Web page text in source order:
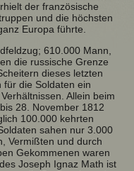
der französische
und die höchsten
Europa führte.
610.000 Mann,
die russische Grenze
dieses letzten
die Soldaten ein
Allein beim
28. November 1812
100.000 kehrten
sahen nur 3.000
Vermißten und durch
Gekommenen waren
Joseph Ignaz Math ist